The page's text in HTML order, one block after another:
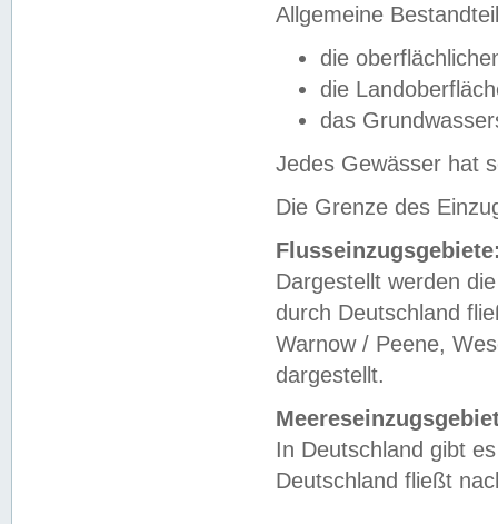
Allgemeine
die
die
das
Jedes Gewässer hat
Die Grenze des
Dargestellt werden
durch Deutschland
Warnow / Peene,
dargestellt.
In Deutschland gibt
Deutschland fließt